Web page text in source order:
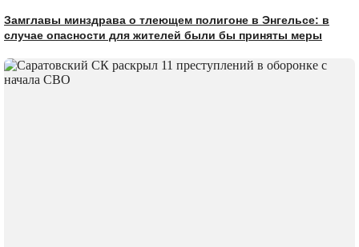
Замглавы минздрава о тлеющем полигоне в Энгельсе: в
случае опасности для жителей были бы приняты меры